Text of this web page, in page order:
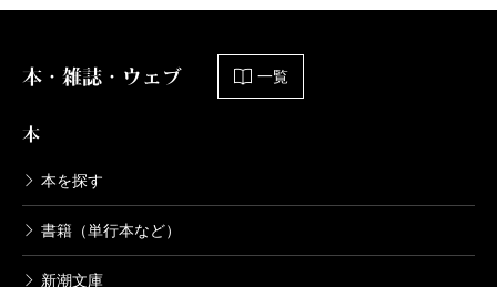
本・雑誌・ウェブ 一覧
本
本を探す
書籍（単行本など）
新潮文庫